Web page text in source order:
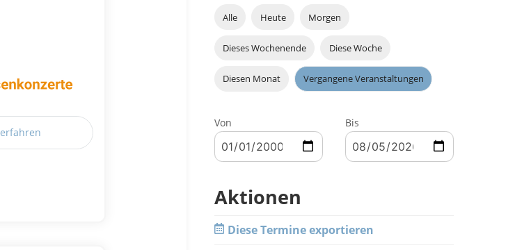
Alle Heute Morgen
Dieses Wochenende Diese Woche
Diesen Monat Vergangene Veranstaltungen
Von Bis
Aktionen
Diese Termine exportieren